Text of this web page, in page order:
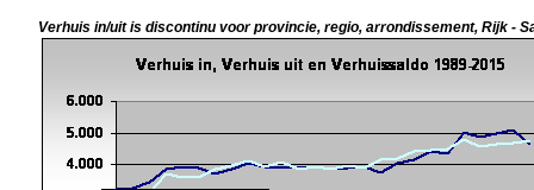
Verhuis in/uit is discontinu voor provincie, regio, arrondissement, Rijk -